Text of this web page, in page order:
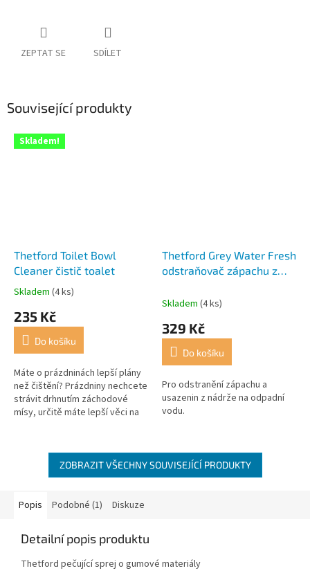
ZEPTAT SE SDÍLET
Související produkty
Skladem!
Thetford Toilet Bowl
Cleaner čistič toalet
Průměrné
produktu
4,5
5
hvězdiček.
Skladem (4 ks)
235 Kč
Do košíku
Máte o prázdninách lepší plány
než čištění? Prázdniny nechcete
strávit drhnutím záchodové
mísy, určitě máte lepší věci na
Thetford Grey Water Fresh
odstraňovač zápachu z
Skladem (4 ks)
329 Kč
Do košíku
Pro odstranění zápachu a
usazenin z nádrže na odpadní
vodu.
ZOBRAZIT VŠECHNY SOUVISEJÍCÍ PRODUKTY
Popis Podobné (1) Diskuze
Detailní popis produktu
Thetford pečující sprej o gumové materiály